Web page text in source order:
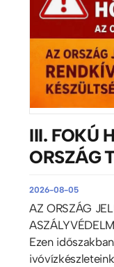
III. FOKÚ
ORSZÁG
2026-08-05
AZ ORSZÁG
Ezen